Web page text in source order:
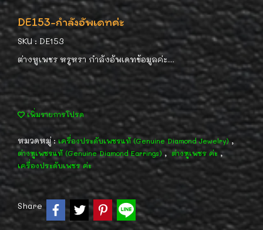
DE153-กำลังอัพเดทค่ะ
SKU : DE153
ต่างหูเพชร หรูหรา กำลังอัพเดทข้อมูลค่ะ....
เพิ่มรายการโปรด
หมวดหมู่ : เครื่องประดับเพชรแท้ (Genuine Diamond Jewelry) ,
ต่างหูเพชรแท้ (Genuine Diamond Earrings) , ต่างหูเพชร ค่ะ ,
เครื่องประดับเพชร ค่ะ
Share